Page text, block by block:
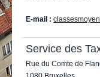
E-mail :
Service des
Rue du Comte de